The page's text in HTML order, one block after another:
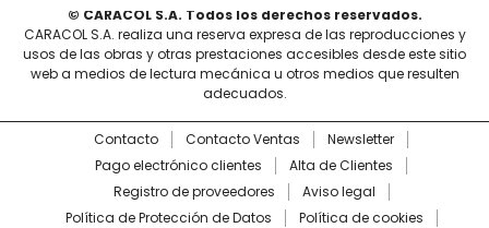
© CARACOL S.A. Todos los derechos reservados.
CARACOL S.A. realiza una reserva expresa de las reproducciones y
usos de las obras y otras prestaciones accesibles desde este sitio
web a medios de lectura mecánica u otros medios que resulten
adecuados.
Contacto Contacto Ventas
Newsletter
Pago electrónico clientes
Alta de Clientes
Registro de proveedores
Aviso legal
Política de Protección de Datos
Política de cookies